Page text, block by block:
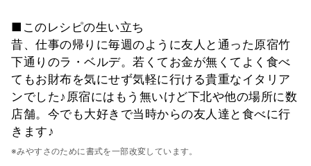
■このレシピの生い立ち
昔、仕事の帰りに毎週のように友人と通った原宿竹
下通りのラ・ベルデ。若くてお金が無くてよく食べ
てもお財布を気にせず気軽に行ける貴重なイタリア
ンでした♪原宿にはもう無いけど下北や他の場所に数
店舗。今でも大好きで当時からの友人達と食べに行
きます♪
※みやすさのために書式を一部改変しています。